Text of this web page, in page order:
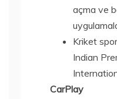
açma ve
Kriket
Indian
CarPlay